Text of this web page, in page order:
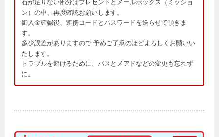
石が足りない部分はプレゼントとメールボックス（ミッショ
ン）の中、再度確認お願いします。
御入金確認後、連携コードとパスワードを送らせて頂きま
す。
多少誤差がありますので 予めご了承のほどよろしくお願いい
たします。
トラブルを避けるために、パスとメアドなどの変更も忘れず
に。